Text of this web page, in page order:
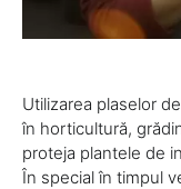
Utilizarea plaselor
în horticultură,
proteja plantele de
În special în timpul